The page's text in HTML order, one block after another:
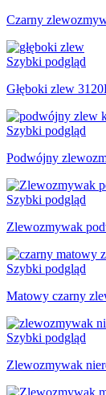
Czarny
Szybki podgląd
Głęboki zlew
Szybki podgląd
Podwójny
Szybki podgląd
Zlewozmywak
Szybki podgląd
Matowy czarny
Szybki podgląd
Zlewozmywak